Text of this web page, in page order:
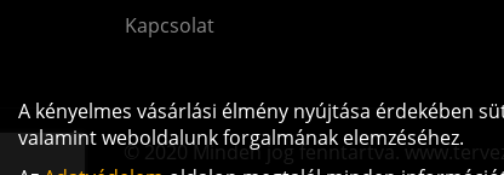
Kapcsolat
© 2020 Minden jog fenntartva.
A kényelmes vásárlási élmény nyújtása érdekében
valamint weboldalunk forgalmának elemzéséhez.